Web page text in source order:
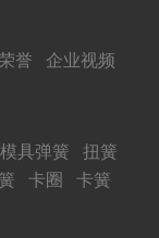
誉 企业视频
具弹簧
扭簧
卡圈
卡簧